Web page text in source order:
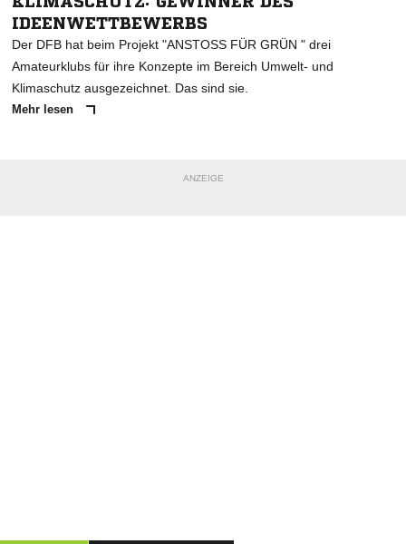
IDEENWETTBEWERBS
Der DFB hat beim Projekt "ANSTOSS FÜR GRÜN " drei
Amateurklubs für ihre Konzepte im Bereich Umwelt- und
Klimaschutz ausgezeichnet. Das sind sie.
Mehr lesen
ANZEIGE